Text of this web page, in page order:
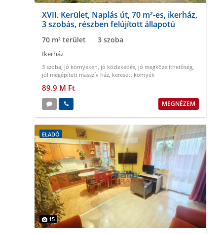
XVII. Kerület, Naplás út, 70 m²-es, ikerház,
3 szobás, részben felújított állapotú
70 m² terület 3 szoba
Ikerház
3 szoba, jó környéken, jó közlekedés, jó megközelíthetőség,
jól megépített masszív ház, keresett környék
89.9 M Ft
MEGNÉZEM
ELADÓ
15